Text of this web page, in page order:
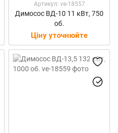
Артикул: ve-18557
Димосос ВД-10 11 кВт, 750
об.
Ціну уточнюйте